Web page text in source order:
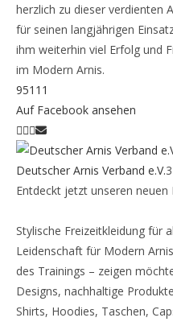
herzlich zu dieser verdienten
für seinen langjährigen
ihm weiterhin viel Erfolg und
im Modern Arnis.
9511 1
Auf Facebook ansehen
Deutscher Arnis Verband e.V.
Entdeckt jetzt unseren neuen
Stylische Freizeitkleidung für
Leidenschaft für Modern
des Trainings – zeigen
Designs, nachhaltige
Shirts, Hoodies, Taschen,